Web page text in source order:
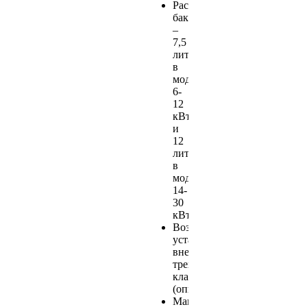
Расширительный
бак
–
7,5
литров
в
моделях
6-
12
кВт
и
12
литров
в
моделях
14-
30
кВт;
Возможность
установки
внешнего
трехходового
клапана
(опция);
Манометр;